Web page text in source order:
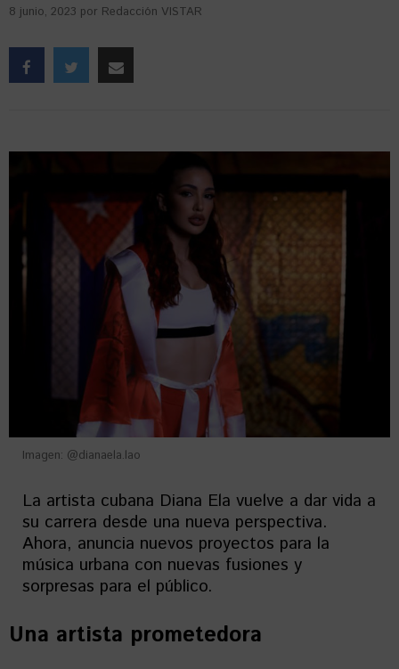
8 junio, 2023 por Redacción VISTAR
Imagen: @dianaela.lao
La artista cubana Diana Ela vuelve a dar vida a
su carrera desde una nueva perspectiva.
Ahora, anuncia nuevos proyectos para la
música urbana con nuevas fusiones y
sorpresas para el público.
Una artista prometedora